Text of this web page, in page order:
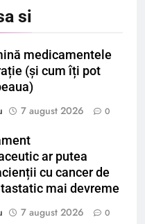
si
medicamentele
(și cum îți pot
7 august 2026 0
ar putea
cu cancer de
mai devreme
7 august 2026 0